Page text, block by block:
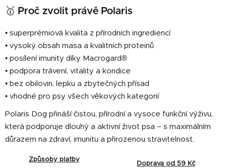
🥇 Proč zvolit právě Polaris
• superprémiová kvalita z přírodních ingrediencí
• vysoký obsah masa a kvalitních proteinů
• posílení imunity díky Macrogard®
• podpora trávení, vitality a kondice
• bez obilovin, lepku a zbytečných přísad
• vhodné pro psy všech věkových kategorií
Polaris Dog přináší čistou, přírodní a vysoce funkční výživu,
která podporuje dlouhý a aktivní život psa – s maximálním
důrazem na zdraví, imunitu a přirozenou stravitelnost.
Způsoby platby
Doprava od 59 Kč